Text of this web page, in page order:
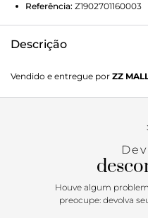
Referência: Z1902701160003
Descrição
rasteira flat em borracha e
da marca. Traz ponta
marca em uma delas.
Vendido e entregue por ZZ
Houve algum
preocupe: devolva